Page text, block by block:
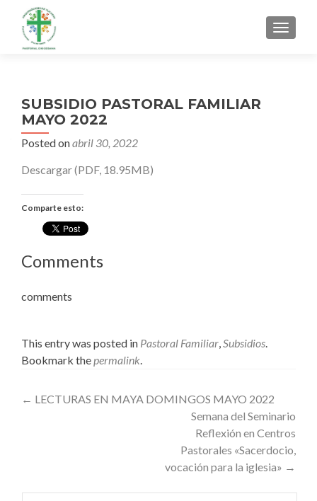
MENU
SUBSIDIO PASTORAL FAMILIAR
MAYO 2022
Posted onabril 30, 2022
Descargar (PDF, 18.95MB)
Comparte esto:
Comments
comments
This entry was posted in Pastoral Familiar,Subsidios.
Bookmark thepermalink.
Post
← LECTURAS EN MAYA DOMINGOS MAYO 2022
Semana del Seminario
Reflexión en Centros
Pastorales «Sacerdocio,
vocación para la iglesia» →